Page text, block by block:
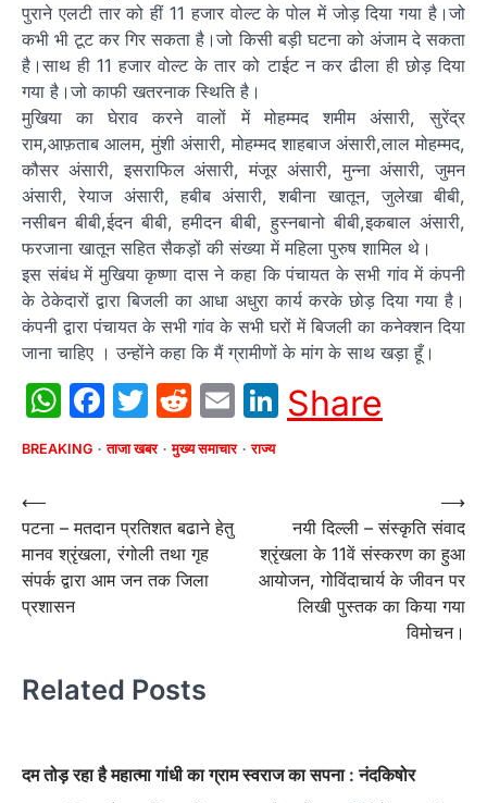
पुराने एलटी तार को हीं 11 हजार वोल्ट के पोल में जोड़ दिया गया है।जो
कभी भी टूट कर गिर सकता है।जो किसी बड़ी घटना को अंजाम दे सकता
है।साथ ही 11 हजार वोल्ट के तार को टाईट न कर ढीला ही छोड़ दिया
गया है।जो काफी खतरनाक स्थिति है।
मुखिया का घेराव करने वालों में मोहम्मद शमीम अंसारी, सुरेंद्र
राम,आफ़ताब आलम, मुंशी अंसारी, मोहम्मद शाहबाज अंसारी,लाल मोहम्मद,
कौसर अंसारी, इसराफिल अंसारी, मंजूर अंसारी, मुन्ना अंसारी, जुमन
अंसारी, रेयाज अंसारी, हबीब अंसारी, शबीना खातून, जुलेखा बीबी,
नसीबन बीबी,ईदन बीबी, हमीदन बीबी, हुस्नबानो बीबी,इकबाल अंसारी,
फरजाना खातून सहित सैकड़ों की संख्या में महिला पुरुष शामिल थे।
इस संबंध में मुखिया कृष्णा दास ने कहा कि पंचायत के सभी गांव में कंपनी
के ठेकेदारों द्वारा बिजली का आधा अधुरा कार्य करके छोड़ दिया गया है।
कंपनी द्वारा पंचायत के सभी गांव के सभी घरों में बिजली का कनेक्शन दिया
जाना चाहिए । उन्होंने कहा कि मैं ग्रामीणों के मांग के साथ खड़ा हूँ।
WhatsApp
Facebook
Twitter
Reddit
EmailLinkedIn
Share
BREAKING ताजा खबर मुख्य समाचार राज्य
Post
navigation
⟵
पटना – मतदान प्रतिशत बढाने हेतु
मानव श्रृंखला, रंगोली तथा गृह
संपर्क द्वारा आम जन तक जिला
प्रशासन
नयी दिल्ली – संस्कृति संवाद
श्रृंखला के 11वें संस्करण का हुआ
आयोजन, गोविंदाचार्य के जीवन पर
लिखी पुस्तक का किया गया
विमोचन।
⟶
Related Posts
दम तोड़ रहा है महात्मा गांधी का ग्राम स्वराज का सपना : नंदकिषोर